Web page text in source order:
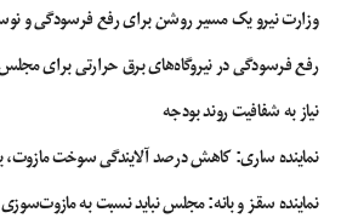
وزارت نیرو یک مسیر روشن برای رفع فرسودگی و
رفع فرسودگی در نیروگاه‌های برق حرارتی برای
نیاز به شفافیت روند بودجه
نماینده ساری: کاهش درصد آلایندگی سوخت مازوت،
نماینده سقز و بانه: مجلس نباید نسبت به